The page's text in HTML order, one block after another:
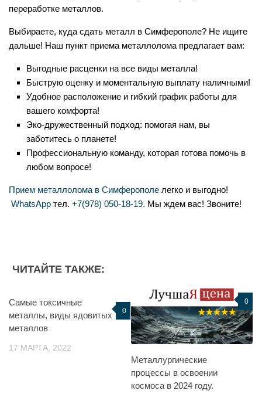
переработке металлов.
Выбираете, куда сдать металл в Симферополе? Не ищите
дальше! Наш пункт приема металлолома предлагает вам:
Выгодные расценки на все виды металла!
Быструю оценку и моментальную выплату наличными!
Удобное расположение и гибкий график работы для
вашего комфорта!
Эко-дружественный подход: помогая нам, вы
заботитесь о планете!
Профессиональную команду, которая готова помочь в
любом вопросе!
Прием металлолома в Симферополе легко и выгодно!
WhatsApp тел. +7(978) 050-18-19. Мы ждем вас! Звоните!
ЧИТАЙТЕ ТАКЖЕ:
0
Самые токсичные
металлы, виды ядовитых
металлов
17 МАРТА, 2022
0
Металлургические
процессы в освоении
космоса в 2024 году.